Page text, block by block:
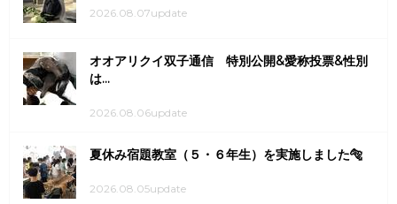
2026.08.07update
オオアリクイ双子通信 特別公開&愛称投票&性別
は...
2026.08.06update
夏休み宿題教室（５・６年生）を実施しました🐅
2026.08.05update